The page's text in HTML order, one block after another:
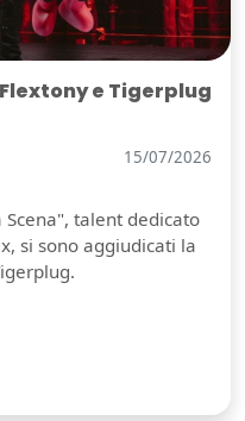
e Tigerplug
15/07/2026
talent dedicato
si sono aggiudicati la